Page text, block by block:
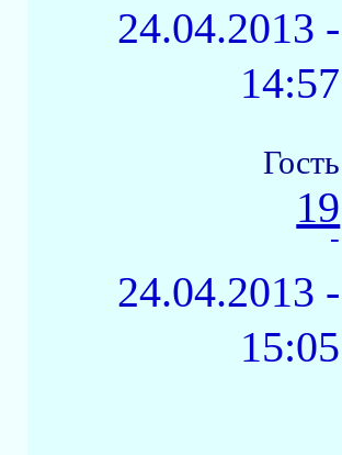
24.04.2013 -
14:57
Гость
19
-
24.04.2013 -
15:05